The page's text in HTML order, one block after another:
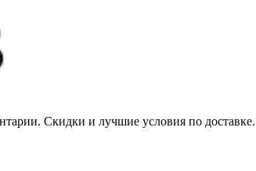
Скидки и лучшие условия по